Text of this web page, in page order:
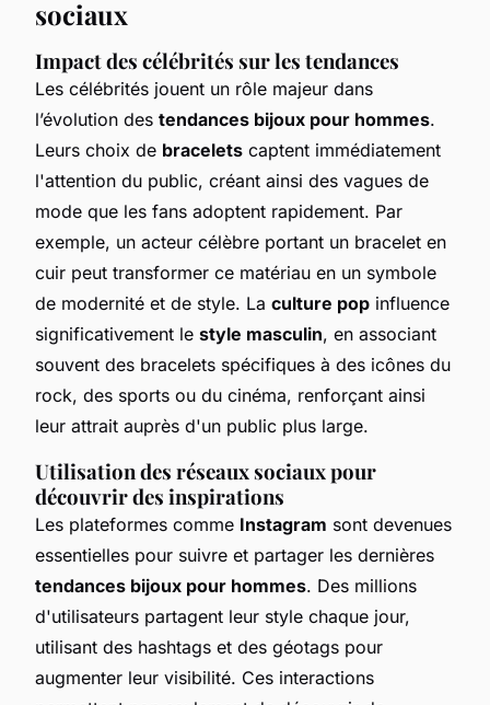
sociaux
Impact des célébrités sur les tendances
Les célébrités jouent un rôle majeur dans
l’évolution des tendances bijoux pour hommes.
Leurs choix de bracelets captent immédiatement
l'attention du public, créant ainsi des vagues de
mode que les fans adoptent rapidement. Par
exemple, un acteur célèbre portant un bracelet en
cuir peut transformer ce matériau en un symbole
de modernité et de style. La culture pop influence
significativement le style masculin, en associant
souvent des bracelets spécifiques à des icônes du
rock, des sports ou du cinéma, renforçant ainsi
leur attrait auprès d'un public plus large.
Utilisation des réseaux sociaux pour
découvrir des inspirations
Les plateformes comme Instagram sont devenues
essentielles pour suivre et partager les dernières
tendances bijoux pour hommes. Des millions
d'utilisateurs partagent leur style chaque jour,
utilisant des hashtags et des géotags pour
augmenter leur visibilité. Ces interactions